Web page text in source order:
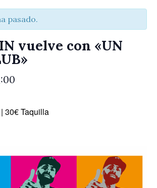
pasado.
vuelve con «UN
30€ Taquilla